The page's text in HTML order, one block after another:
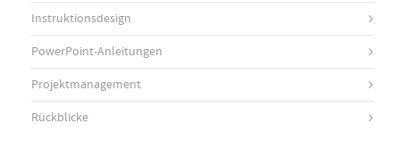
Instruktionsdesign
PowerPoint-Anleitungen
Projektmanagement
Rückblicke